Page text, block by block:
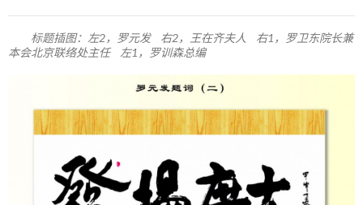
标题插图：左2，罗元发 右2，王在齐夫人 右1，罗卫东院长兼
本会北京联络处主任 左1，罗训森总编